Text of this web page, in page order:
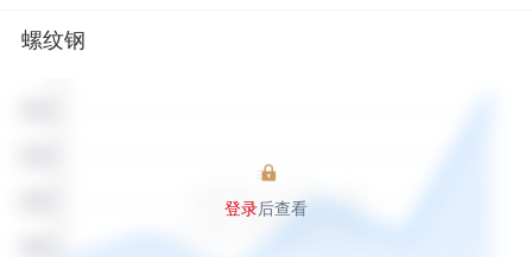
螺纹钢
登录后查看